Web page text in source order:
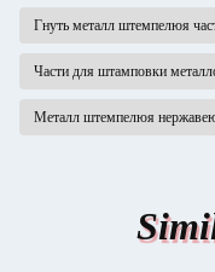
Гнуть металл штемпелюя
Части для штамповки
Металл штемпелюя